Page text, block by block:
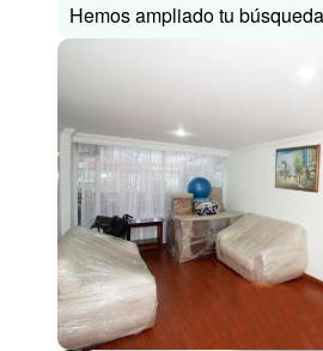
Hemos ampliado tu